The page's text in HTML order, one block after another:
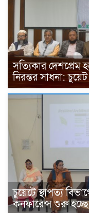
সত্যিকার
নিরন্তর সাধনা:
চুয়েটে স্থাপত্য
কনফারেন্স শুরু